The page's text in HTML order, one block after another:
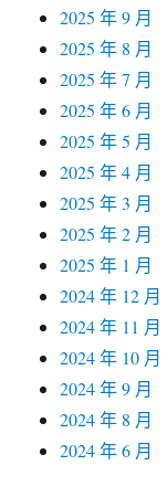
2025 年 9 月
2025 年 8 月
2025 年 7 月
2025 年 6 月
2025 年 5 月
2025 年 4 月
2025 年 3 月
2025 年 2 月
2025 年 1 月
2024 年 12 月
2024 年 11 月
2024 年 10 月
2024 年 9 月
2024 年 8 月
2024 年 6 月